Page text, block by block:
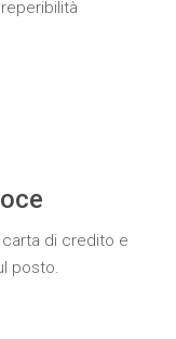
di credito e
posto.